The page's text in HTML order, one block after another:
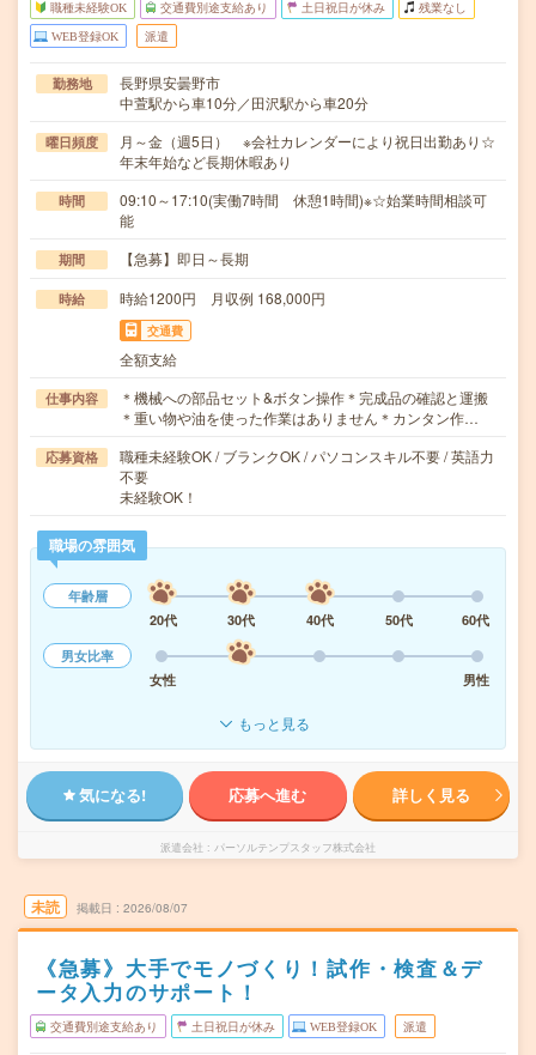
職種未経験OK 交通費別途支給あり 土日祝日が休み 残業なし
WEB登録OK 派遣
勤務地
長野県安曇野市
中萱駅から車10分／田沢駅から車20分
曜日頻度
月～金（週5日） ※会社カレンダーにより祝日出勤あり☆
年末年始など長期休暇あり
時間
09:10～17:10(実働7時間 休憩1時間)※☆始業時間相談可
能
期間 【急募】即日～長期
時給 時給1200円 月収例 168,000円
交通費
全額支給
仕事内容
＊機械への部品セット&ボタン操作＊完成品の確認と運搬
＊重い物や油を使った作業はありません＊カンタン作…
応募資格
職種未経験OK / ブランクOK / パソコンスキル不要 / 英語力
不要
未経験OK！
職場の雰囲気
年齢層
20代
30代 40代 50代
60代
男女比率
女性
男性
もっと見る
気になる! 応募へ進む 詳しく見る
派遣会社 パーソルテンプスタッフ株式会社
未読 掲載日 2026/08/07
《急募》大手でモノづくり！試作・検査＆デ
ータ入力のサポート！
交通費別途支給あり 土日祝日が休み WEB登録OK 派遣